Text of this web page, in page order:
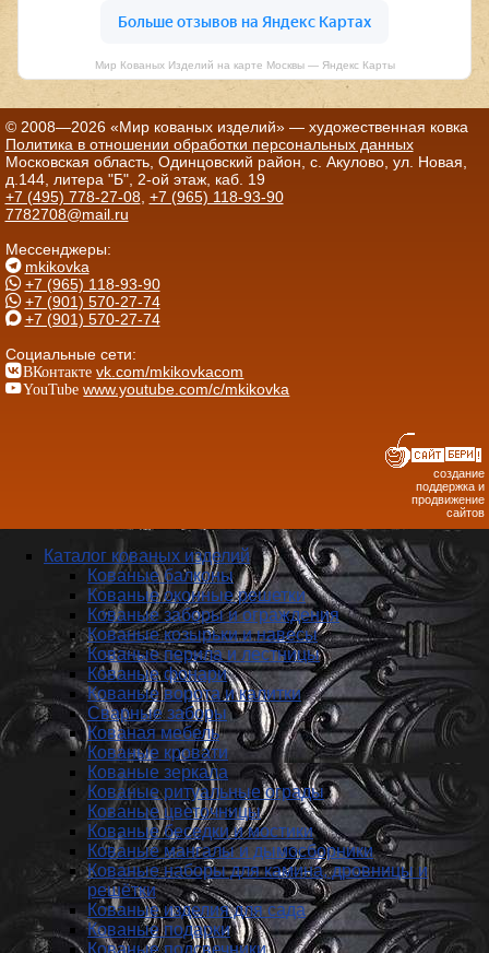
Мир Кованых Изделий на карте Москвы — Яндекс Карты
© 2008—2026 «Мир кованых изделий» — художественная ковка
Политика в отношении обработки персональных данных
Московская область, Одинцовский район, с. Акулово, ул. Новая,
д.144, литера "Б", 2-ой этаж, каб. 19
+7 (495) 778-27-08, +7 (965) 118-93-90
7782708@mail.ru
Мессенджеры:
mkikovka
+7 (965) 118-93-90
+7 (901) 570-27-74
+7 (901) 570-27-74
Социальные сети:
ВКонтакте vk.com/mkikovkacom
YouTube www.youtube.com/c/mkikovka
создание
поддержка и
продвижение
сайтов
Каталог кованых изделий
Кованые балконы
Кованые оконные решетки
Кованые заборы и ог­ражде­ния
Кованые козырьки и навесы
Кованые перила и лестницы
Кованые фонари
Кованые ворота и калитки
Сварные заборы
Кованая мебель
Кованые кровати
Кованые зеркала
Кованые ритуальные ограды
Кованые цветочницы
Кованые беседки и мостики
Кованые мангалы и дымосборники
Кованые наборы для камина, дровницы и
решётки
Кованые изделия для сада
Кованые подарки
Кованые подсвечники